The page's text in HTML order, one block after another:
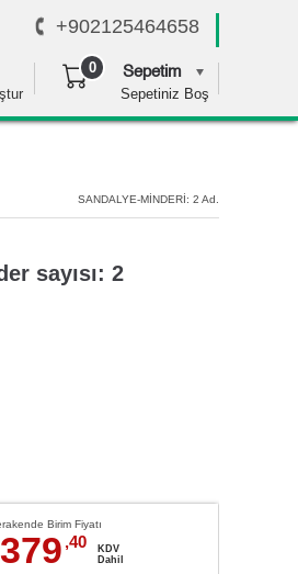
+902125464658
Sepetim
0
Sepetiniz Boş
0,00 TL
SANDALYE-MİNDERİ: 2 Ad.
sayısı: 2
Birim Fiyatı
,40
KDV
Dahil